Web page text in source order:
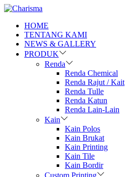
HOME
TENTANG KAMI
NEWS & GALLERY
PRODUK
Renda
Renda Chemical
Renda Rajut / Kait
Renda Tulle
Renda Katun
Renda Lain-Lain
Kain
Kain Polos
Kain Brukat
Kain Printing
Kain Tile
Kain Bordir
Custom Printing